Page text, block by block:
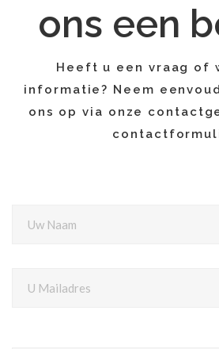
ons een
Heeft u een vraag of
informatie? Neem
ons op via onze
Uw Naam
U Mailadres